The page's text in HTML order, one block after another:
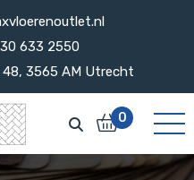
633 2550
48, 3565 AM Utrecht
0